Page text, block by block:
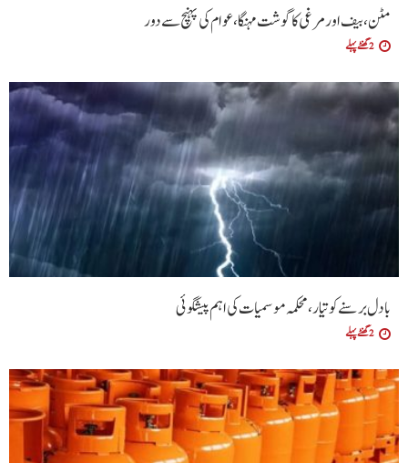
مٹن، بیف اور مرغی کا گوشت مہنگا، عوام کی پہنچ سے دور
2 گھنٹے پہلے
بادل برسنے کو تیار، محکمہ موسمیات کی اہم پیشگوئی
2 گھنٹے پہلے